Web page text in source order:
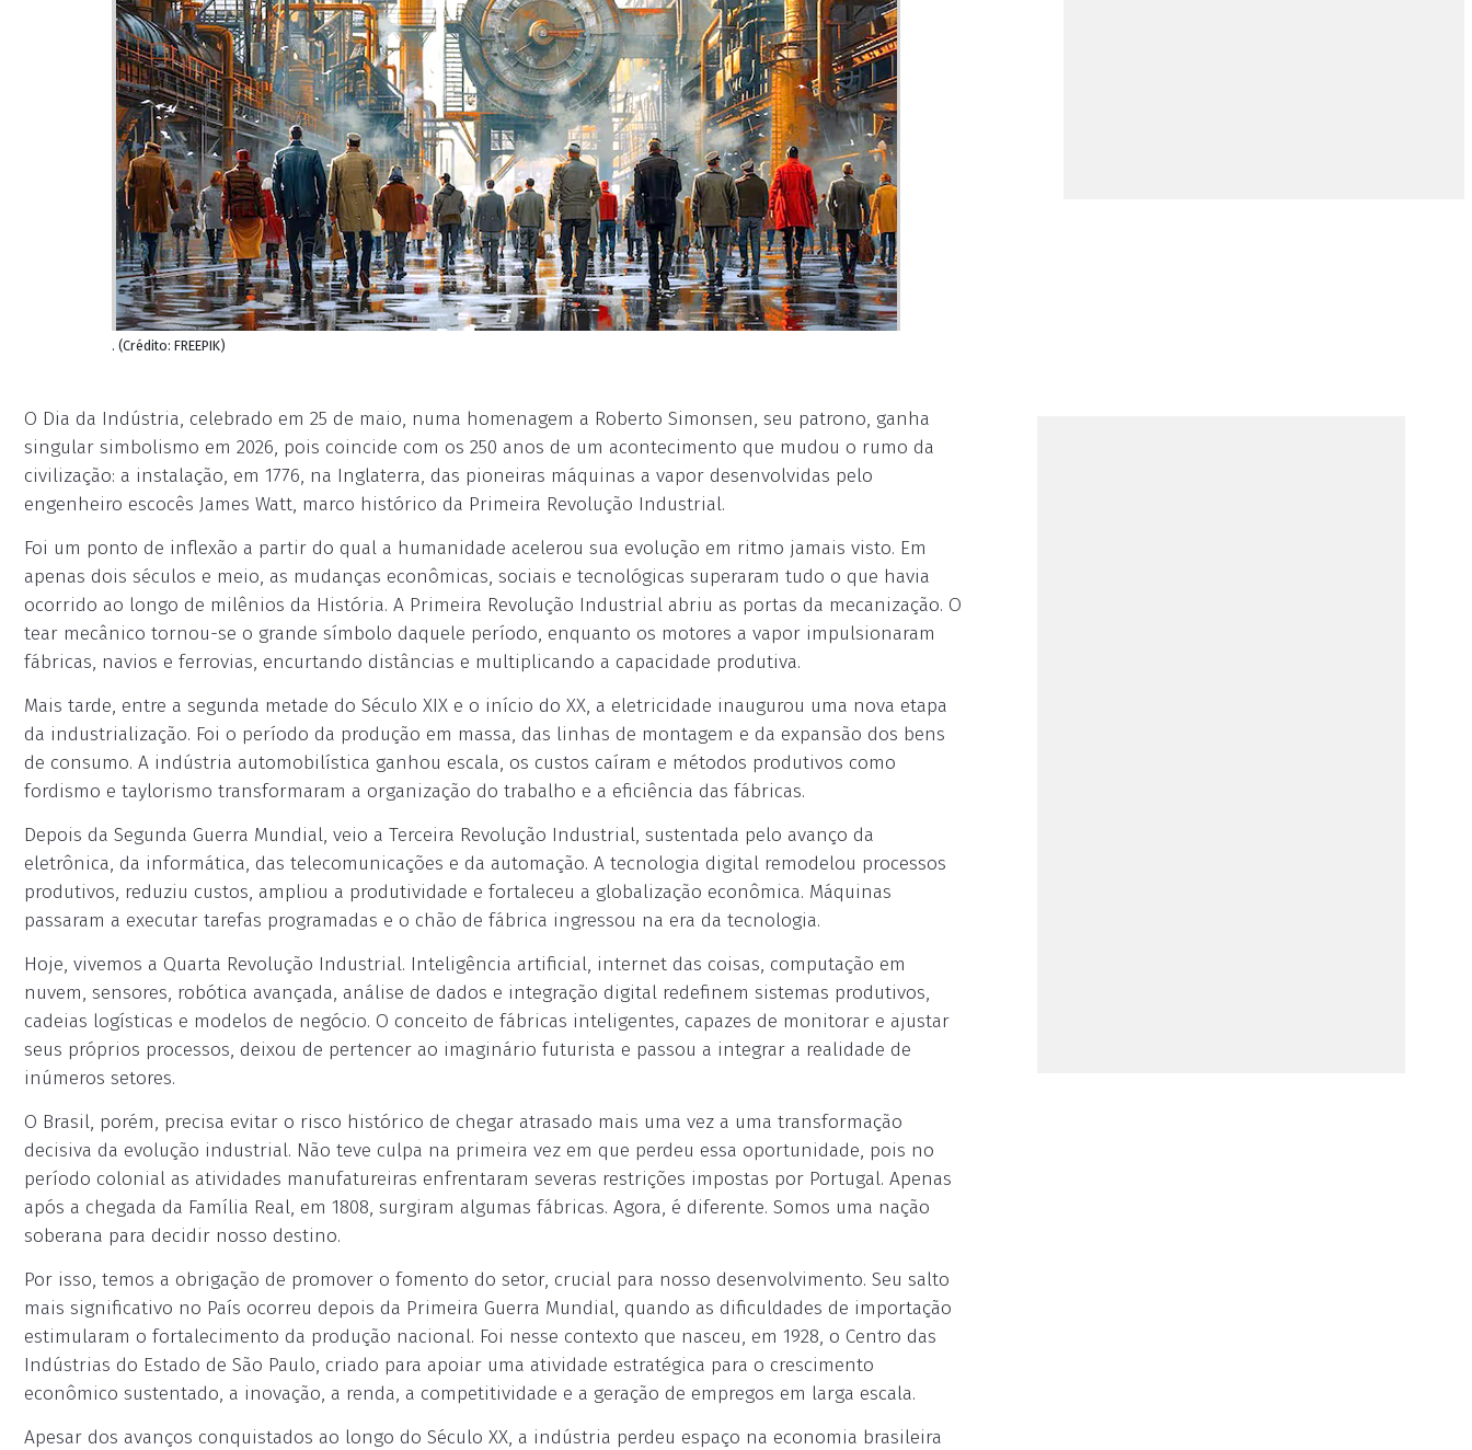
. (Crédito: FREEPIK)
O Dia da Indústria, celebrado em 25 de maio, numa homenagem a Roberto Simonsen, seu patrono, ganha
singular simbolismo em 2026, pois coincide com os 250 anos de um acontecimento que mudou o rumo da
civilização: a instalação, em 1776, na Inglaterra, das pioneiras máquinas a vapor desenvolvidas pelo
engenheiro escocês James Watt, marco histórico da Primeira Revolução Industrial.
Foi um ponto de inflexão a partir do qual a humanidade acelerou sua evolução em ritmo jamais visto. Em
apenas dois séculos e meio, as mudanças econômicas, sociais e tecnológicas superaram tudo o que havia
ocorrido ao longo de milênios da História. A Primeira Revolução Industrial abriu as portas da mecanização. O
tear mecânico tornou-se o grande símbolo daquele período, enquanto os motores a vapor impulsionaram
fábricas, navios e ferrovias, encurtando distâncias e multiplicando a capacidade produtiva.
Mais tarde, entre a segunda metade do Século XIX e o início do XX, a eletricidade inaugurou uma nova etapa
da industrialização. Foi o período da produção em massa, das linhas de montagem e da expansão dos bens
de consumo. A indústria automobilística ganhou escala, os custos caíram e métodos produtivos como
fordismo e taylorismo transformaram a organização do trabalho e a eficiência das fábricas.
Depois da Segunda Guerra Mundial, veio a Terceira Revolução Industrial, sustentada pelo avanço da
eletrônica, da informática, das telecomunicações e da automação. A tecnologia digital remodelou processos
produtivos, reduziu custos, ampliou a produtividade e fortaleceu a globalização econômica. Máquinas
passaram a executar tarefas programadas e o chão de fábrica ingressou na era da tecnologia.
Hoje, vivemos a Quarta Revolução Industrial. Inteligência artificial, internet das coisas, computação em
nuvem, sensores, robótica avançada, análise de dados e integração digital redefinem sistemas produtivos,
cadeias logísticas e modelos de negócio. O conceito de fábricas inteligentes, capazes de monitorar e ajustar
seus próprios processos, deixou de pertencer ao imaginário futurista e passou a integrar a realidade de
inúmeros setores.
O Brasil, porém, precisa evitar o risco histórico de chegar atrasado mais uma vez a uma transformação
decisiva da evolução industrial. Não teve culpa na primeira vez em que perdeu essa oportunidade, pois no
período colonial as atividades manufatureiras enfrentaram severas restrições impostas por Portugal. Apenas
após a chegada da Família Real, em 1808, surgiram algumas fábricas. Agora, é diferente. Somos uma nação
soberana para decidir nosso destino.
Por isso, temos a obrigação de promover o fomento do setor, crucial para nosso desenvolvimento. Seu salto
mais significativo no País ocorreu depois da Primeira Guerra Mundial, quando as dificuldades de importação
estimularam o fortalecimento da produção nacional. Foi nesse contexto que nasceu, em 1928, o Centro das
Indústrias do Estado de São Paulo, criado para apoiar uma atividade estratégica para o crescimento
econômico sustentado, a inovação, a renda, a competitividade e a geração de empregos em larga escala.
Apesar dos avanços conquistados ao longo do Século XX, a indústria perdeu espaço na economia brasileira